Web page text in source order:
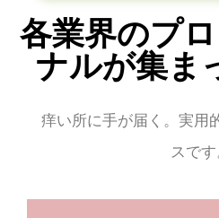
各業界のプ
ナルが集ま
痒い所に手が届く。実用
スです